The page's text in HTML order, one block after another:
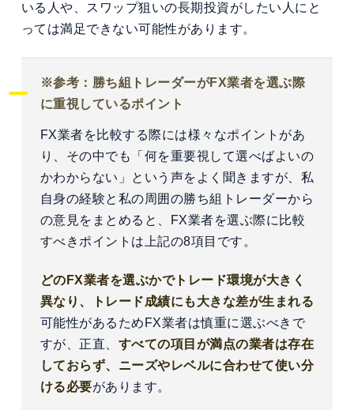
いる人や、スワップ狙いの長期投資がしたい人にと
っては満足できない可能性があります。
※参考：勝ち組トレーダーがFX業者を選ぶ際
に重視しているポイント
FX業者を比較する際には様々なポイントがあ
り、その中でも「何を重要視して選べばよいの
かわからない」という声をよく聞きますが、私
自身の経験と私の周囲の勝ち組トレーダーから
の意見をまとめると、FX業者を選ぶ際に比較
すべきポイントは上記の8項目です。
どのFX業者を選ぶかでトレード環境が大きく
異なり、トレード成績にも大きな差が生まれる
可能性があるためFX業者は慎重に選ぶべきで
すが、正直、 すべての項目が満点の業者は存在
しておらず、ニーズやレベルに合わせて使い分
ける必要があります。